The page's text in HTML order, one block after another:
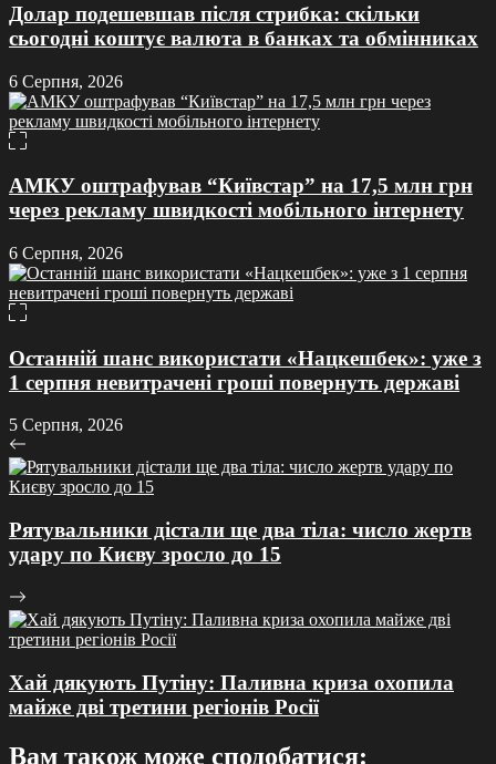
Долар подешевшав після стрибка: скільки
сьогодні коштує валюта в банках та обмінниках
6 Серпня, 2026
АМКУ оштрафував “Київстар” на 17,5 млн грн
через рекламу швидкості мобільного інтернету
6 Серпня, 2026
Останній шанс використати «Нацкешбек»: уже з
1 серпня невитрачені гроші повернуть державі
5 Серпня, 2026
Рятувальники дістали ще два тіла: число жертв
удару по Києву зросло до 15
Хай дякують Путіну: Паливна криза охопила
майже дві третини регіонів Росії
Вам також може сподобатися: